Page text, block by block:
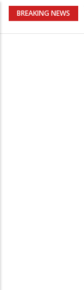
BREAKING NEWS